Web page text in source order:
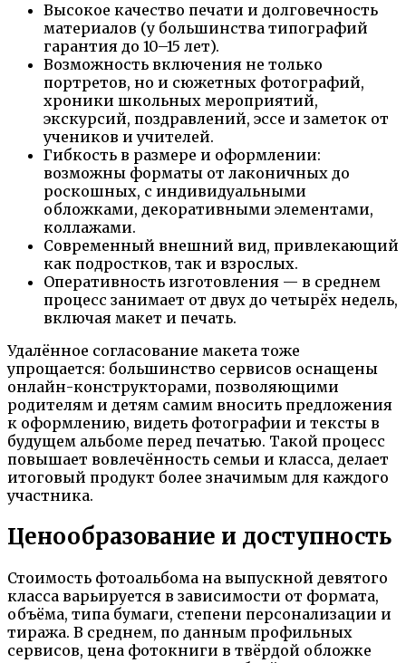
Высокое качество печати и долговечность
материалов (у большинства типографий
гарантия до 10–15 лет).
Возможность включения не только
портретов, но и сюжетных фотографий,
хроники школьных мероприятий,
экскурсий, поздравлений, эссе и заметок от
учеников и учителей.
Гибкость в размере и оформлении:
возможны форматы от лаконичных до
роскошных, с индивидуальными
обложками, декоративными элементами,
коллажами.
Современный внешний вид, привлекающий
как подростков, так и взрослых.
Оперативность изготовления — в среднем
процесс занимает от двух до четырёх недель,
включая макет и печать.
Удалённое согласование макета тоже
упрощается: большинство сервисов оснащены
онлайн-конструкторами, позволяющими
родителям и детям самим вносить предложения
к оформлению, видеть фотографии и тексты в
будущем альбоме перед печатью. Такой процесс
повышает вовлечённость семьи и класса, делает
итоговый продукт более значимым для каждого
участника.
Ценообразование и доступность
Стоимость фотоальбома на выпускной девятого
класса варьируется в зависимости от формата,
объёма, типа бумаги, степени персонализации и
тиража. В среднем, по данным профильных
сервисов, цена фотокниги в твёрдой обложке